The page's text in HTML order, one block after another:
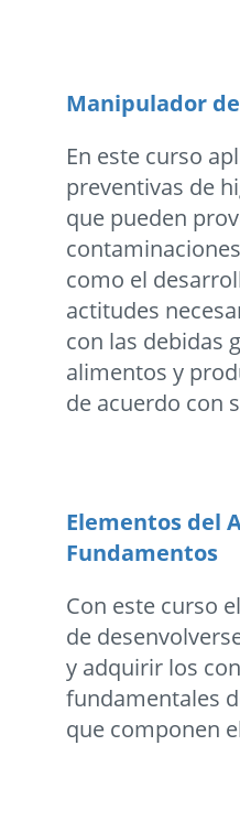
Manipulador
En este curso
preventivas de
que pueden
como el
actitudes
con las debidas
alimentos y
de acuerdo con
Elementos del
Fundamentos
Con este curso
de
y adquirir los
fundamentales
que componen